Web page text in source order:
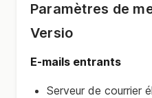
Paramètres de
Versio
E-mails entrants
Serveur de courrier